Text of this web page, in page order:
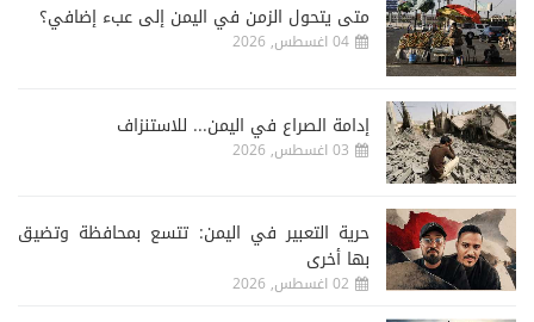
متى يتحول الزمن في اليمن إلى عبء إضافي؟
04 اغسطس, 2026
إدامة الصراع في اليمن... للاستنزاف
03 اغسطس, 2026
حرية التعبير في اليمن: تتسع بمحافظة وتضيق
بها أخرى
02 اغسطس, 2026